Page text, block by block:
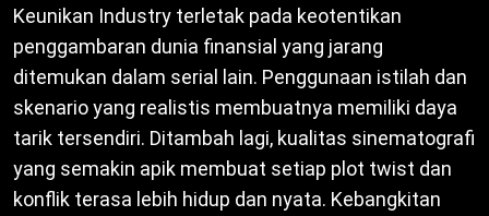
Keunikan Industry terletak pada keotentikan
penggambaran dunia finansial yang jarang
ditemukan dalam serial lain. Penggunaan istilah dan
skenario yang realistis membuatnya memiliki daya
tarik tersendiri. Ditambah lagi, kualitas sinematografi
yang semakin apik membuat setiap plot twist dan
konflik terasa lebih hidup dan nyata. Kebangkitan